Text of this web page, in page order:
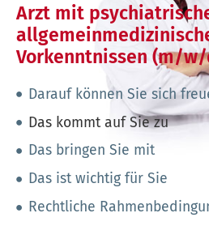
Arzt mit
Vorkenntnissen (m/
Darauf können Sie sich
Das kommt auf Sie zu
Das bringen Sie mit
Das ist wichtig für Sie
Rechtliche